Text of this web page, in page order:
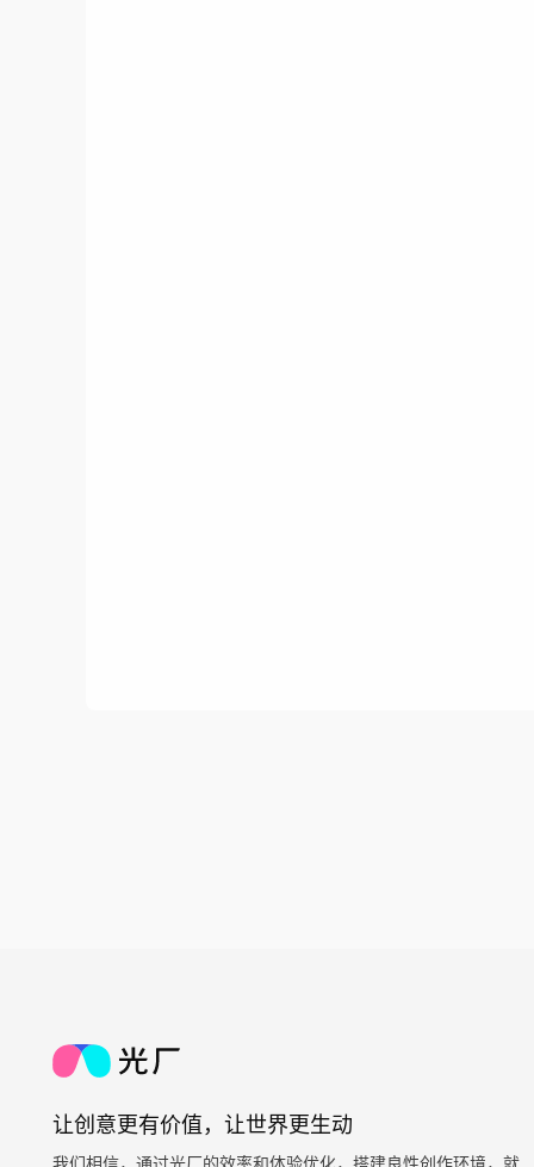
让创意更有价值，让世界更生动
我们相信，通过光厂的效率和体验优化，搭建良性创作环境，就